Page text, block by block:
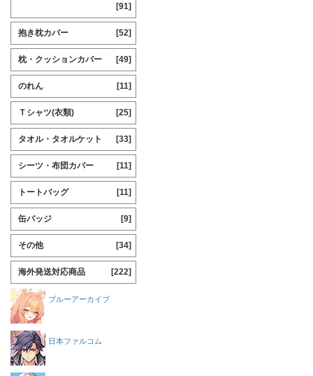
[91]
抱き枕カバー [52]
枕・クッションカバー [49]
のれん [11]
Ｔシャツ(衣類) [25]
タオル・タオルケット [33]
シーツ・布団カバー [11]
トートバッグ [11]
缶バッジ [9]
その他 [34]
海外発送対応商品 [222]
ブルーアーカイブ
日本ファルコム